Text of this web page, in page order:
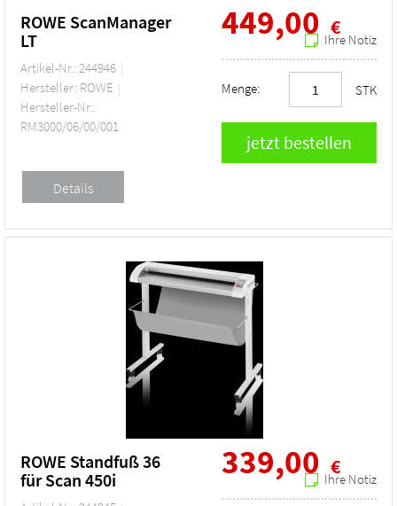
ROWE ScanManager
LT
Artikel-Nr.: 244946
Hersteller: ROWE
Hersteller-Nr.:
RM3000/06/00/001
449,00 €
Ihre Notiz
Menge: STK
ROWE Standfuß 36
für Scan 450i
339,00 €
Ihre Notiz